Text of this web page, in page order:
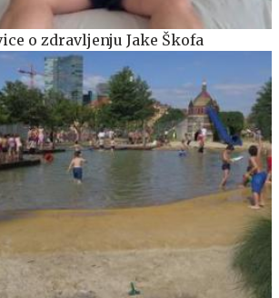
o zdravljenju Jake Škofa